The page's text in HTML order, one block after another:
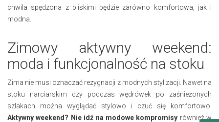
chwila spędzona z bliskimi będzie zarówno komfortowa, jak i
modna.
Zimowy aktywny weekend:
moda i funkcjonalność na stoku
Zima nie musi oznaczać rezygnacji z modnych stylizacji. Nawet na
stoku narciarskim czy podczas wędrówek po zaśnieżonych
szlakach można wyglądać stylowo i czuć się komfortowo.
Aktywny weekend? Nie idź na modowe kompromisy również w